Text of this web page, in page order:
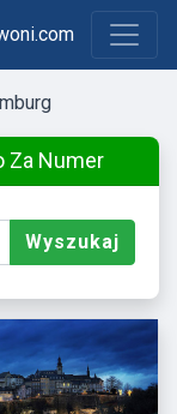
Za Numer
Wyszukaj